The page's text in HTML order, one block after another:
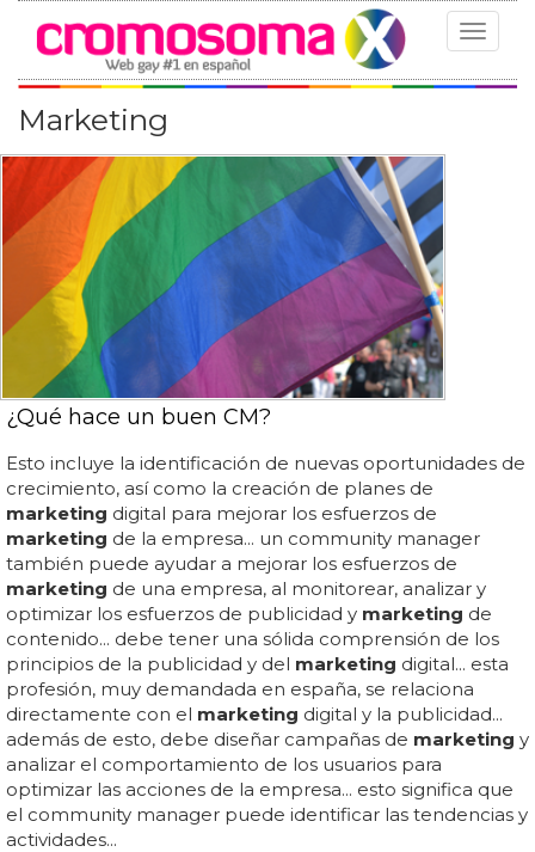
Toggle
Marketing
¿Qué hace un buen CM?
Esto incluye la identificación de nuevas oportunidades de
crecimiento, así como la creación de planes de
marketing digital para mejorar los esfuerzos de
marketing de la empresa... un community manager
también puede ayudar a mejorar los esfuerzos de
marketing de una empresa, al monitorear, analizar y
optimizar los esfuerzos de publicidad y marketing de
contenido... debe tener una sólida comprensión de los
principios de la publicidad y del marketing digital... esta
profesión, muy demandada en españa, se relaciona
directamente con el marketing digital y la publicidad...
además de esto, debe diseñar campañas de marketing y
analizar el comportamiento de los usuarios para
optimizar las acciones de la empresa... esto significa que
el community manager puede identificar las tendencias y
actividades...